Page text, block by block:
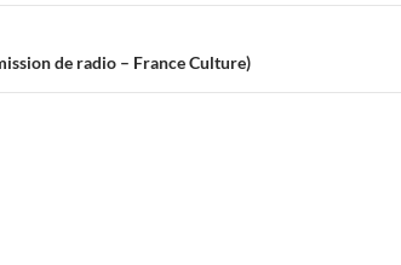
de radio – France Culture)